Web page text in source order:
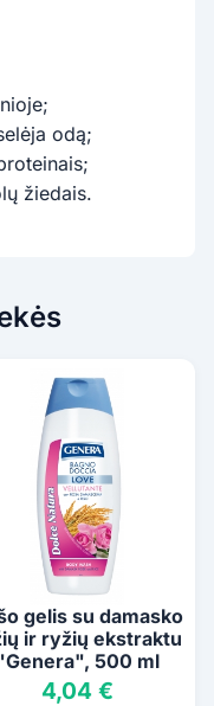
odą;
žiedais.
gelis su damasko
ir ryžių ekstraktu
500 ml
4,04 €